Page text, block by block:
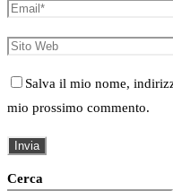
Salva il mio nome,
mio prossimo commento.
Cerca